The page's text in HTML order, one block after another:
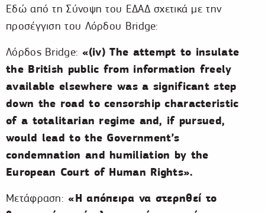
Εδώ από τη Σύνοψη του ΕΔΑΔ σχετικά με την
προσέγγιση του Λόρδου Bridge:
Λόρδος Bridge: «(iv) The attempt to insulate
the British public from information freely
available elsewhere was a significant step
down the road to censorship characteristic
of a totalitarian regime and, if pursued,
would lead to the Government’s
condemnation and humiliation by the
European Court of Human Rights».
Μετάφραση: «Η απόπειρα να στερηθεί το